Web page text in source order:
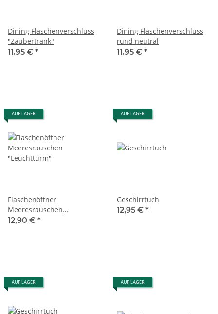
Dining Flaschenverschluss
"Zaubertrank"
11,95 € *
Dining Flaschenverschluss
rund neutral
11,95 € *
AUF LAGER
Flaschenöffner
Meeresrauschen
"Leuchtturm"
12,90 € *
AUF LAGER
Geschirrtuch
12,95 € *
AUF LAGER AUF LAGER